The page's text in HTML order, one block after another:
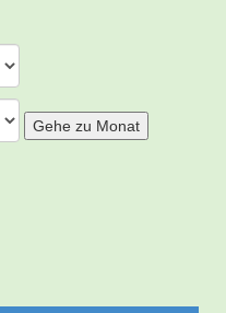
Gehe zu Monat